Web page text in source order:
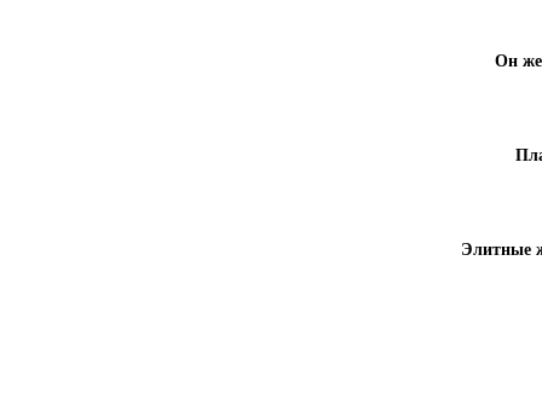
Он
Элитные